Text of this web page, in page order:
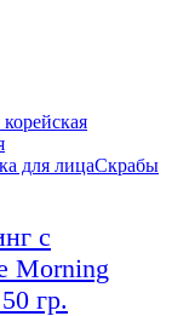
для лицаСкрабы
с
Morning
гр.